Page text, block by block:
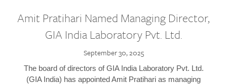
Amit Pratihari Named Managing Director,
GIA India Laboratory Pvt. Ltd.
September 30, 2025
The board of directors of GIA India Laboratory Pvt. Ltd.
(GIA India) has appointed Amit Pratihari as managing